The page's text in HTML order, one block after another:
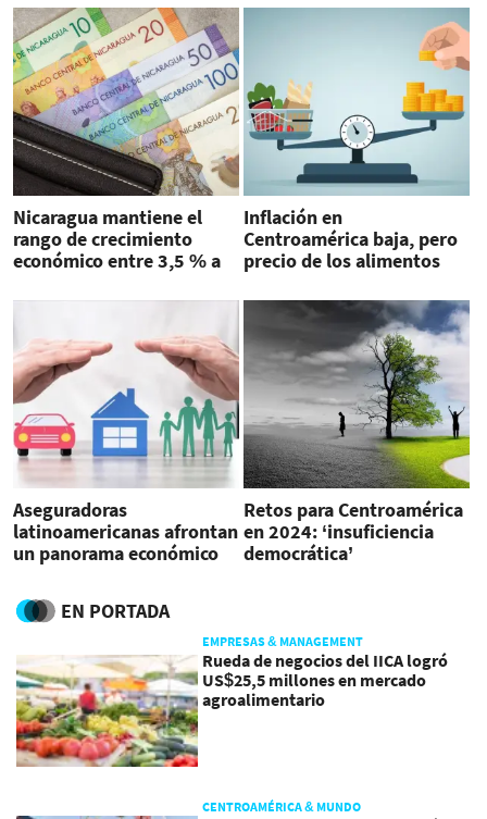
Nicaragua mantiene el
rango de crecimiento
económico entre 3,5 % a
Inflación en
Centroamérica baja, pero
precio de los alimentos
Aseguradoras
latinoamericanas afrontan
un panorama económico
Retos para Centroamérica
en 2024: ‘insuficiencia
democrática’
EN PORTADA
EMPRESAS & MANAGEMENT
Rueda de negocios del IICA logró
US$25,5 millones en mercado
agroalimentario
CENTROAMÉRICA & MUNDO